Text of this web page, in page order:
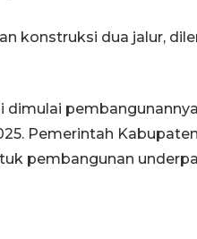
konstruksi dua jalur,
dimulai
Pemerintah
pembangunan